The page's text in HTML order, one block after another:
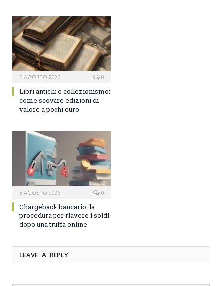
6 AGOSTO 2026 0
Libri antichi e collezionismo:
come scovare edizioni di
valore a pochi euro
5 AGOSTO 2026 0
Chargeback bancario: la
procedura per riavere i soldi
dopo una truffa online
LEAVE A REPLY